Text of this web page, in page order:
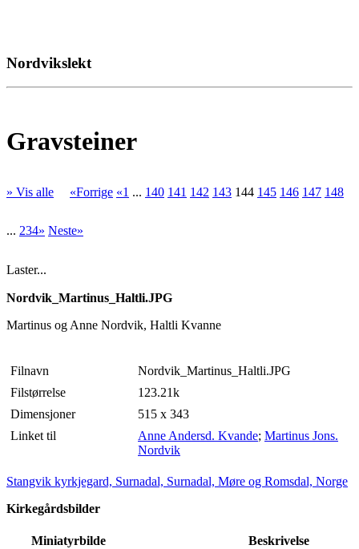
Nordvikslekt
Gravsteiner
» Vis alle «Forrige «1 ... 140 141 142 143 144 145 146 147 148
... 234» Neste»
Laster...
Nordvik_Martinus_Haltli.JPG
Martinus og Anne Nordvik, Haltli Kvanne
Filnavn
Nordvik_Martinus_Haltli.JPG
Filstørrelse
123.21k
Dimensjoner
515 x 343
Linket til
Anne Andersd. Kvande; Martinus Jons.
Nordvik
Stangvik kyrkjegard, Surnadal, Surnadal, Møre og Romsdal, Norge
Kirkegårdsbilder
Miniatyrbilde
Beskrivelse